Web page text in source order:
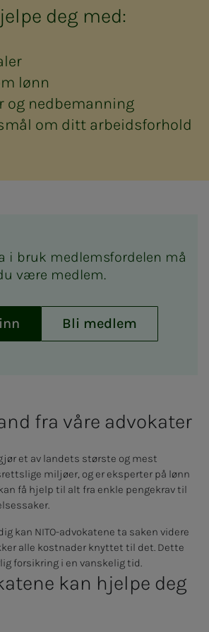
deg med:
lønn
og nedbemanning
om ditt arbeidsforhold
i bruk medlemsfordelen må
være medlem.
Bli medlem
fra våre advokater
et av landets største og mest
miljøer, og er eksperter på lønn
få hjelp til alt fra enkle pengekrav til
kan NITO-advokatene ta saken videre
alle kostnader knyttet til det. Dette
forsikring i en vanskelig tid.
kan hjel­­pe deg